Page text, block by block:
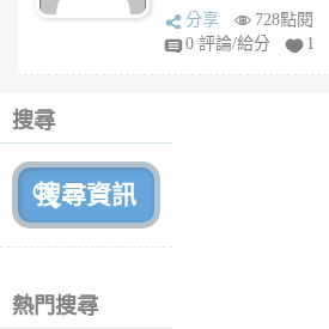
sq
fy
分享
728點閱
0 評論/給分
1
搜尋
熱門搜尋